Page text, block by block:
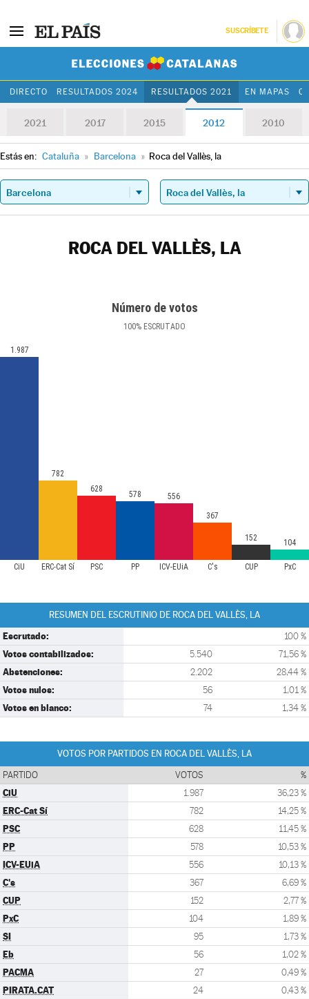
SUSCRÍBETE
DIRECTO RESULTADOS 2024 RESULTADOS 2021 EN MAPAS
2021 2017 2015 2012 2010
Estás en: Cataluña » Barcelona » Roca del Vallès, la
ROCA DEL VALLÈS, LA
Número de votos
100% ESCRUTADO
CiU ERC-Cat Sí PSC PP ICV-EUiA C's CUP PxC
1.987
782
628
578
556
367
152 104
RESUMEN DEL ESCRUTINIO DE ROCA DEL VALLÈS, LA
Escrutado: 100 %
Votos contabilizados: 5.540 71,56 %
Abstenciones: 2.202 28,44 %
Votos nulos: 56 1,01 %
Votos en blanco: 74 1,34 %
VOTOS POR PARTIDOS EN ROCA DEL VALLÈS, LA
PARTIDO VOTOS %
CiU 1.987 36,23 %
ERC-Cat Sí 782 14,25 %
PSC 628 11,45 %
PP 578 10,53 %
ICV-EUiA 556 10,13 %
C's 367 6,69 %
CUP 152 2,77 %
PxC 104 1,89 %
SI 95 1,73 %
Eb 56 1,02 %
PACMA 27 0,49 %
PIRATA.CAT 24 0,43 %